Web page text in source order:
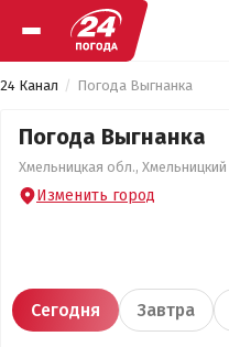
24 Канал Погода Выгнанка
Погода Выгнанка
Хмельницкая обл.,
Изменить город
Сегодня Завтра